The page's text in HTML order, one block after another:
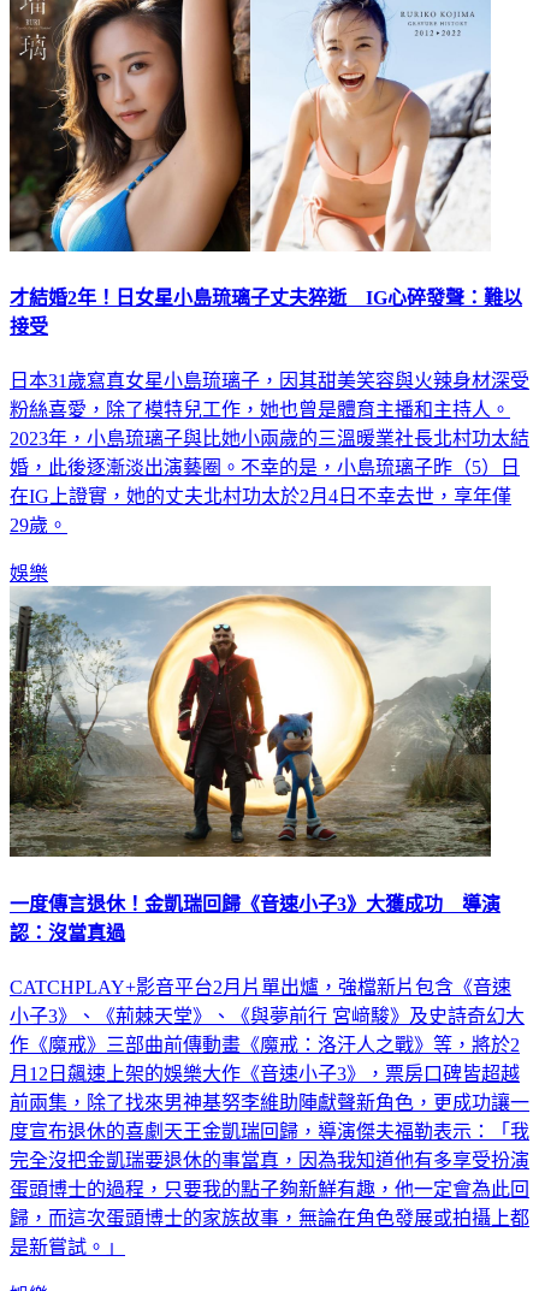
才結婚2年！日女星小島琉璃子丈夫猝逝 IG心碎發聲：難以
接受
日本31歲寫真女星小島琉璃子，因其甜美笑容與火辣身材深受
粉絲喜愛，除了模特兒工作，她也曾是體育主播和主持人。
2023年，小島琉璃子與比她小兩歲的三溫暖業社長北村功太結
婚，此後逐漸淡出演藝圈。不幸的是，小島琉璃子昨（5）日
在IG上證實，她的丈夫北村功太於2月4日不幸去世，享年僅
29歲。
娛樂
一度傳言退休！金凱瑞回歸《音速小子3》大獲成功 導演
認：沒當真過
CATCHPLAY+影音平台2月片單出爐，強檔新片包含《音速
小子3》、《荊棘天堂》、《與夢前行 宮﨑駿》及史詩奇幻大
作《魔戒》三部曲前傳動畫《魔戒：洛汗人之戰》等，將於2
月12日飆速上架的娛樂大作《音速小子3》，票房口碑皆超越
前兩集，除了找來男神基努李維助陣獻聲新角色，更成功讓一
度宣布退休的喜劇天王金凱瑞回歸，導演傑夫福勒表示：「我
完全沒把金凱瑞要退休的事當真，因為我知道他有多享受扮演
蛋頭博士的過程，只要我的點子夠新鮮有趣，他一定會為此回
歸，而這次蛋頭博士的家族故事，無論在角色發展或拍攝上都
是新嘗試。」